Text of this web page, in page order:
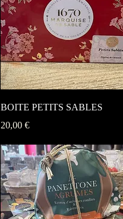
BOITE PETITS SABLES
Prix
20,00 €